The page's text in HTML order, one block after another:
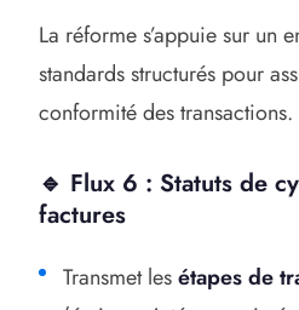
La réforme s’appuie sur un
standards structurés pour
conformité des transactions.
🔹 Flux 6 : Statuts de
factures
Transmet lesétapes de